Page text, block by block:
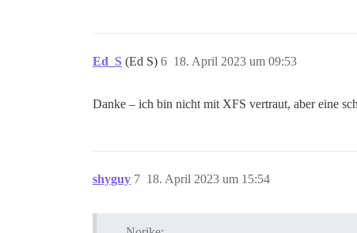
Ed_S (Ed S) 18. April 2023 um 09:53
6
Danke – ich bin nicht mit XFS vertraut, aber eine
shyguy 18. April 2023 um 15:54
7